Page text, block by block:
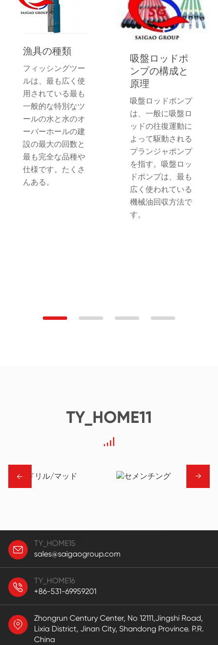
漁具の種類
フィッシングツー
ルは、最も広く使
用されている最も
一般的な特別なツ
ールの水と水のオ
ーバーホールの建
設の最大の回数と
最も完全な品種や
仕様です。たくさ
んある。
吸盤ロッドポ
ンプの構成と
原理
吸盤ロッドポンプ
は、一般に吸盤ロ
ッドの往復運動に
よって駆動される
プランジャポンプ
を指す。吸盤ロッ
ドポンプは、最も
広く使われている
機械油回収方法で
す。
TY_HOME11
→ →
TY_HOME15
sales@saigaogroup.com
TY_HOME16
+86-531-69959201
Zhongrun Century Center, No 12111,Jingshi Road,
Lixia District, Jinan City, Shandong Province. P.R.
China